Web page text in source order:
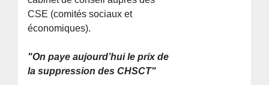
CSE (comités sociaux et
économiques).
"On paye aujourd’hui le prix de
la suppression des CHSCT"